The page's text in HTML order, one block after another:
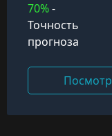
70%-
Точность
прогноза